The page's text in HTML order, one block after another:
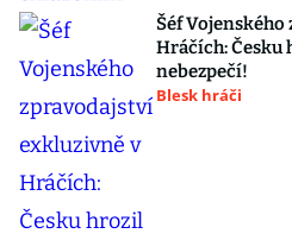
Šéf
Hráčích: Česku
nebezpečí!
Blesk hráči